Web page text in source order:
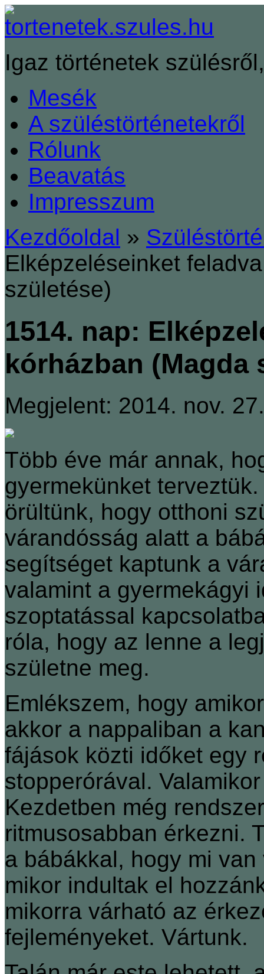
Igaz történetek
Mesék
A szüléstörténetekről
Rólunk
Beavatás
Impresszum
Kezdőoldal »
Elképzeléseinket
születése)
1514. nap:
kórházban (Magda
Megjelent: 2014. nov. 27.
Több éve már annak,
gyermekünket
örültünk, hogy otthoni
várandósság alatt a
segítséget kaptunk a
valamint a gyermekágyi
szoptatással
róla, hogy az lenne a
születne meg.
Emlékszem, hogy
akkor a nappaliban a
fájások közti időket egy
stopperórával.
Kezdetben még
ritmusosabban érkezni.
a bábákkal, hogy mi
mikor indultak el
mikorra várható az
fejleményeket. Vártunk.